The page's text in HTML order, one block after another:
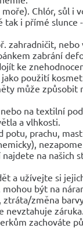
Chlór, sůl i
tak i přímé slunce
zahradničit,
zabrání
ke
použití
může způsobit
na textilní
a vlhkosti.
potu, prachu,
na našich
a užívejte si
být na
změna
nevztahuje
zachováte